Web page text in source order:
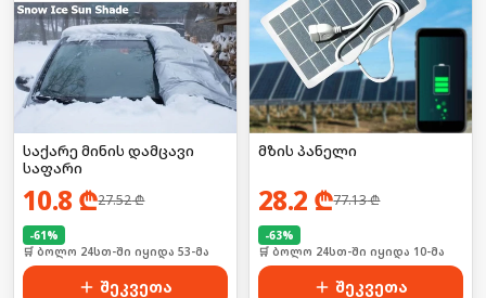
საქარე მინის დამცავი
საფარი
10.8 ₾27.52₾
-61%
🛒 ბოლო 24სთ-ში იყიდა 53-მა
შეკვეთა
მზის პანელი
28.2 ₾77.13₾
-63%
🛒 ბოლო 24სთ-ში იყიდა 10-მა
შეკვეთა